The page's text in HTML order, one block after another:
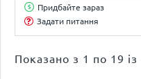
Придбайте зараз
Задати питання
Показано з 1 по 19 із